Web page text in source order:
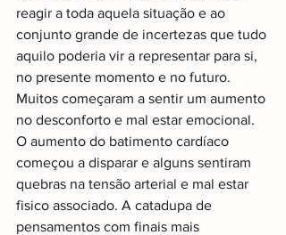
reagir a toda aquela situação e ao
conjunto grande de incertezas que tudo
aquilo poderia vir a representar para si,
no presente momento e no futuro.
Muitos começaram a sentir um aumento
no desconforto e mal estar emocional.
O aumento do batimento cardíaco
começou a disparar e alguns sentiram
quebras na tensão arterial e mal estar
fisico associado. A catadupa de
pensamentos com finais mais